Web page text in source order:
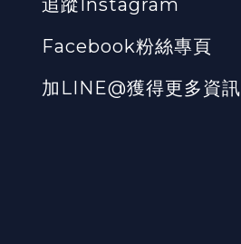
追蹤Instagram
Facebook粉絲專頁
加LINE@獲得更多資訊